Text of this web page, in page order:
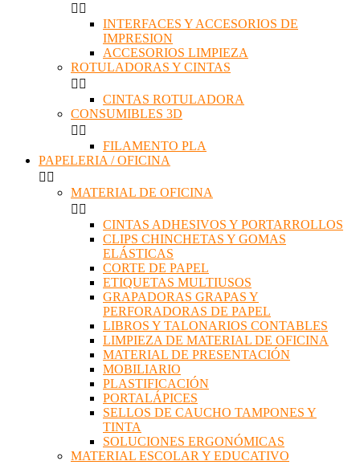
 
INTERFACES Y ACCESORIOS DE
IMPRESION
ACCESORIOS LIMPIEZA
ROTULADORAS Y CINTAS
 
CINTAS ROTULADORA
CONSUMIBLES 3D
 
FILAMENTO PLA
PAPELERIA / OFICINA
 
MATERIAL DE OFICINA
 
CINTAS ADHESIVOS Y PORTARROLLOS
CLIPS CHINCHETAS Y GOMAS
ELÁSTICAS
CORTE DE PAPEL
ETIQUETAS MULTIUSOS
GRAPADORAS GRAPAS Y
PERFORADORAS DE PAPEL
LIBROS Y TALONARIOS CONTABLES
LIMPIEZA DE MATERIAL DE OFICINA
MATERIAL DE PRESENTACIÓN
MOBILIARIO
PLASTIFICACIÓN
PORTALÁPICES
SELLOS DE CAUCHO TAMPONES Y
TINTA
SOLUCIONES ERGONÓMICAS
MATERIAL ESCOLAR Y EDUCATIVO